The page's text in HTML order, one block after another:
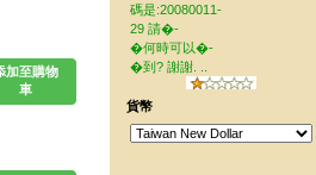
加至購物
車
碼是:20080011-
29 請�-
�何時可以�-
�到? 謝謝. ..
貨幣